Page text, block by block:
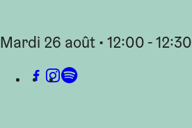
mardi 26 août • 12:00 - 12:30